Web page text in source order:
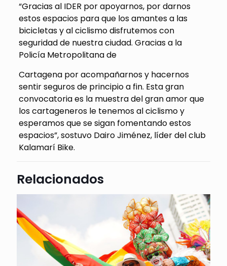
“Gracias al IDER por apoyarnos, por darnos
estos espacios para que los amantes a las
bicicletas y al ciclismo disfrutemos con
seguridad de nuestra ciudad. Gracias a la
Policía Metropolitana de
Cartagena por acompañarnos y hacernos
sentir seguros de principio a fin. Esta gran
convocatoria es la muestra del gran amor que
los cartageneros le tenemos al ciclismo y
esperamos que se sigan fomentando estos
espacios”, sostuvo Dairo Jiménez, líder del club
Kalamarí Bike.
Relacionados